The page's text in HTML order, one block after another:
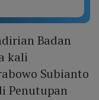
Badan
kali
Subianto
Penutupan